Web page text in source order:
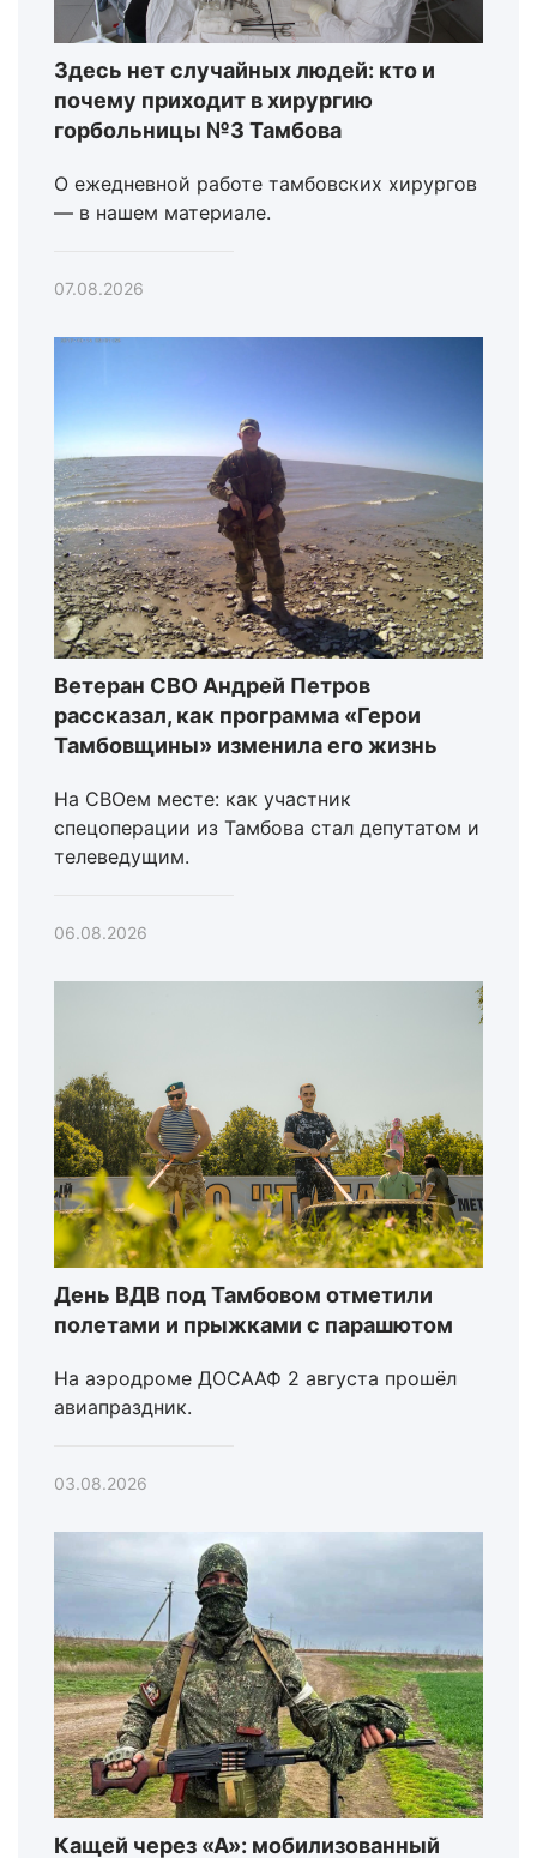
Здесь нет случайных людей: кто и
почему приходит в хирургию
горбольницы №3 Тамбова
О ежедневной работе тамбовских хирургов
— в нашем материале.
07.08.2026
Ветеран СВО Андрей Петров
рассказал, как программа «Герои
Тамбовщины» изменила его жизнь
На СВОем месте: как участник
спецоперации из Тамбова стал депутатом и
телеведущим.
06.08.2026
День ВДВ под Тамбовом отметили
полетами и прыжками с парашютом
На аэродроме ДОСААФ 2 августа прошёл
авиапраздник.
03.08.2026
Кащей через «А»: мобилизованный